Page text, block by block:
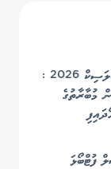
އެއިޓީން ތާޓީ ކްލަސިކް 2026 :
މުބާރާތުގެ
ފުޓްބޯޅަ